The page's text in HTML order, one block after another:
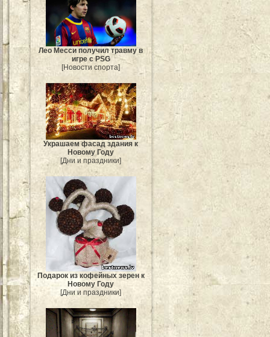
Лео Месси получил травму в
игре с PSG
[Новости спорта]
Украшаем фасад здания к
Новому Году
[Дни и праздники]
Подарок из кофейных зерен к
Новому Году
[Дни и праздники]